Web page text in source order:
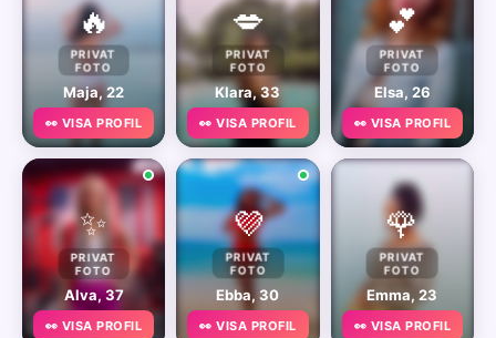
🔥
PRIVAT
FOTO
Maja, 22
👀 VISA PROFIL
💋
PRIVAT
FOTO
Klara, 33
👀 VISA PROFIL
💕
PRIVAT
FOTO
Elsa, 26
👀 VISA PROFIL
✨
PRIVAT
FOTO
Alva, 37
👀 VISA PROFIL
💜
PRIVAT
FOTO
Ebba, 30
👀 VISA PROFIL
🌹
PRIVAT
FOTO
Emma, 23
👀 VISA PROFIL